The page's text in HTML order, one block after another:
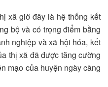
xã giờ đây là hệ thống kết
bộ và có trọng điểm bằng
nghiệp và xã hội hóa, kết
thị xã đã được tăng cường
mạo của huyện ngày càng